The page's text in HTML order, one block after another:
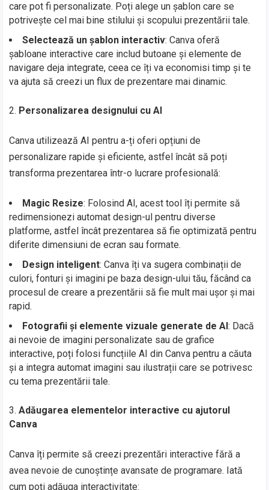
care pot fi personalizate. Poți alege un șablon care se
potrivește cel mai bine stilului și scopului prezentării tale.
Selectează un șablon interactiv: Canva oferă
șabloane interactive care includ butoane și elemente de
navigare deja integrate, ceea ce îți va economisi timp și te
va ajuta să creezi un flux de prezentare mai dinamic.
Personalizarea designului cu AI
Canva utilizează AI pentru a-ți oferi opțiuni de
personalizare rapide și eficiente, astfel încât să poți
transforma prezentarea într-o lucrare profesională:
Magic Resize: Folosind AI, acest tool îți permite să
redimensionezi automat design-ul pentru diverse
platforme, astfel încât prezentarea să fie optimizată pentru
diferite dimensiuni de ecran sau formate.
Design inteligent: Canva îți va sugera combinații de
culori, fonturi și imagini pe baza design-ului tău, făcând ca
procesul de creare a prezentării să fie mult mai ușor și mai
rapid.
Fotografii și elemente vizuale generate de AI: Dacă
ai nevoie de imagini personalizate sau de grafice
interactive, poți folosi funcțiile AI din Canva pentru a căuta
și a integra automat imagini sau ilustrații care se potrivesc
cu tema prezentării tale.
Adăugarea elementelor interactive cu ajutorul
Canva
Canva îți permite să creezi prezentări interactive fără a
avea nevoie de cunoștințe avansate de programare. Iată
cum poți adăuga interactivitate: